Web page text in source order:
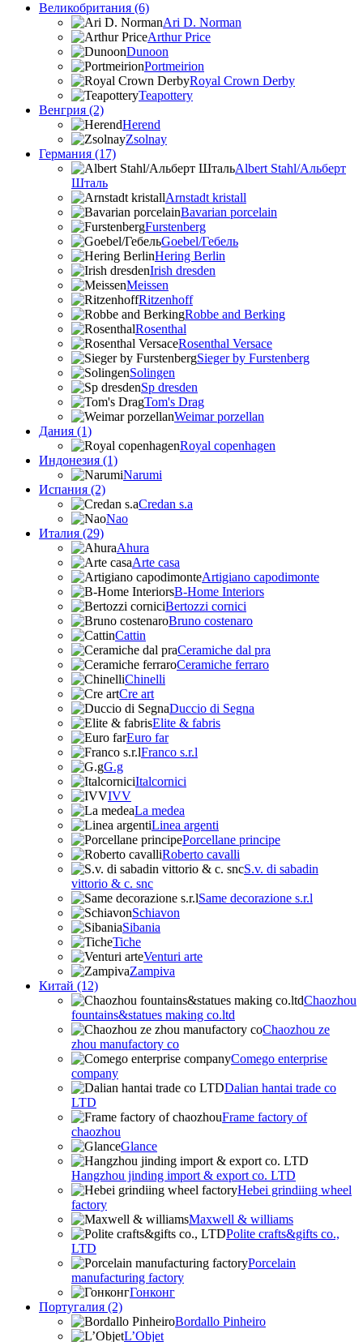
Великобритания (6)
Ari D. Norman
Arthur Price
Dunoon
Portmeirion
Royal Crown Derby
Teapottery
Венгрия (2)
Herend
Zsolnay
Германия (17)
Albert Stahl/Альбеpт
Шталь
Arnstadt kristall
Bavarian porcelain
Furstenberg
Goebel/Гебель
Hering Berlin
Irish dresden
Meissen
Ritzenhoff
Robbe and Berking
Rosenthal
Rosenthal Versace
Sieger by Furstenberg
Solingen
Sp dresden
Tom's Drag
Weimar porzellan
Дания (1)
Royal copenhagen
Индонезия (1)
Narumi
Испания (2)
Credan s.a
Nao
Италия (29)
Ahura
Arte casa
Artigiano capodimonte
B-Home Interiors
Bertozzi cornici
Bruno costenaro
Cattin
Ceramiche dal pra
Ceramiche ferraro
Chinelli
Cre art
Duccio di Segna
Elite & fabris
Euro far
Franco s.r.l
G.g
Italcornici
IVV
La medea
Linea argenti
Porcellane principe
Roberto cavalli
S.v. di sabadin
vittorio & c. snc
Same decorazione s.r.l
Schiavon
Sibania
Tiche
Venturi arte
Zampiva
Китай (12)
Chaozhou
fountains&statues making co.ltd
Chaozhou ze
zhou manufactory co
Comego enterprise
company
Dalian hantai trade co
LTD
Frame factory of
chaozhou
Glance
Hangzhou jinding import & export co. LTD
Hebei grindiing wheel
factory
Maxwell & williams
Polite crafts&gifts co.,
LTD
Porcelain
manufacturing factory
Гонконг
Португалия (2)
Bordallo Pinheiro
L’Objet